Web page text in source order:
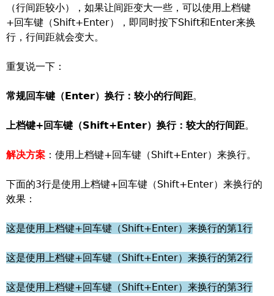
（行间距较小），如果让间距变大一些，可以使用上档键
+回车键（Shift+Enter），即同时按下Shift和Enter来换
行，行间距就会变大。
重复说一下：
常规回车键（Enter）换行：较小的行间距。
上档键+回车键（Shift+Enter）换行：较大的行间距。
解决方案 ：使用上档键+回车键（Shift+Enter）来换行。
下面的3行是使用上档键+回车键（Shift+Enter）来换行的
效果：
这是使用上档键+回车键（Shift+Enter）来换行的第1行
这是使用上档键+回车键（Shift+Enter）来换行的第2行
这是使用上档键+回车键（Shift+Enter）来换行的第3行